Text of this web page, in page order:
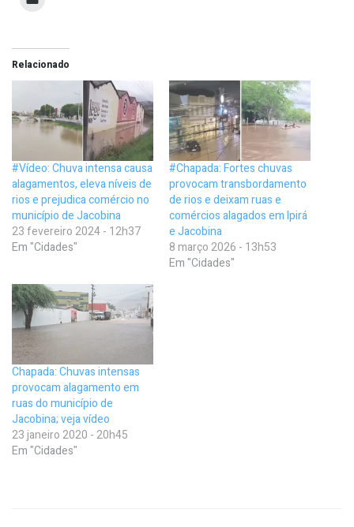
Relacionado
#Vídeo: Chuva intensa causa
alagamentos, eleva níveis de
rios e prejudica comércio no
município de Jacobina
23 fevereiro 2024 - 12h37
Em "Cidades"
#Chapada: Fortes chuvas
provocam transbordamento
de rios e deixam ruas e
comércios alagados em Ipirá
e Jacobina
8 março 2026 - 13h53
Em "Cidades"
Chapada: Chuvas intensas
provocam alagamento em
ruas do município de
Jacobina; veja vídeo
23 janeiro 2020 - 20h45
Em "Cidades"